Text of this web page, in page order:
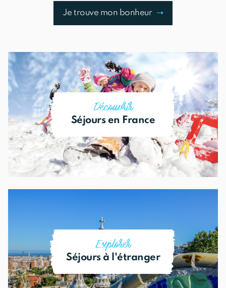
Je trouve mon bonheur
Découvrir
Séjours en France
Je découvre tous les séjours
Explorer
Séjours à l'étranger
Je découvre tous les séjours